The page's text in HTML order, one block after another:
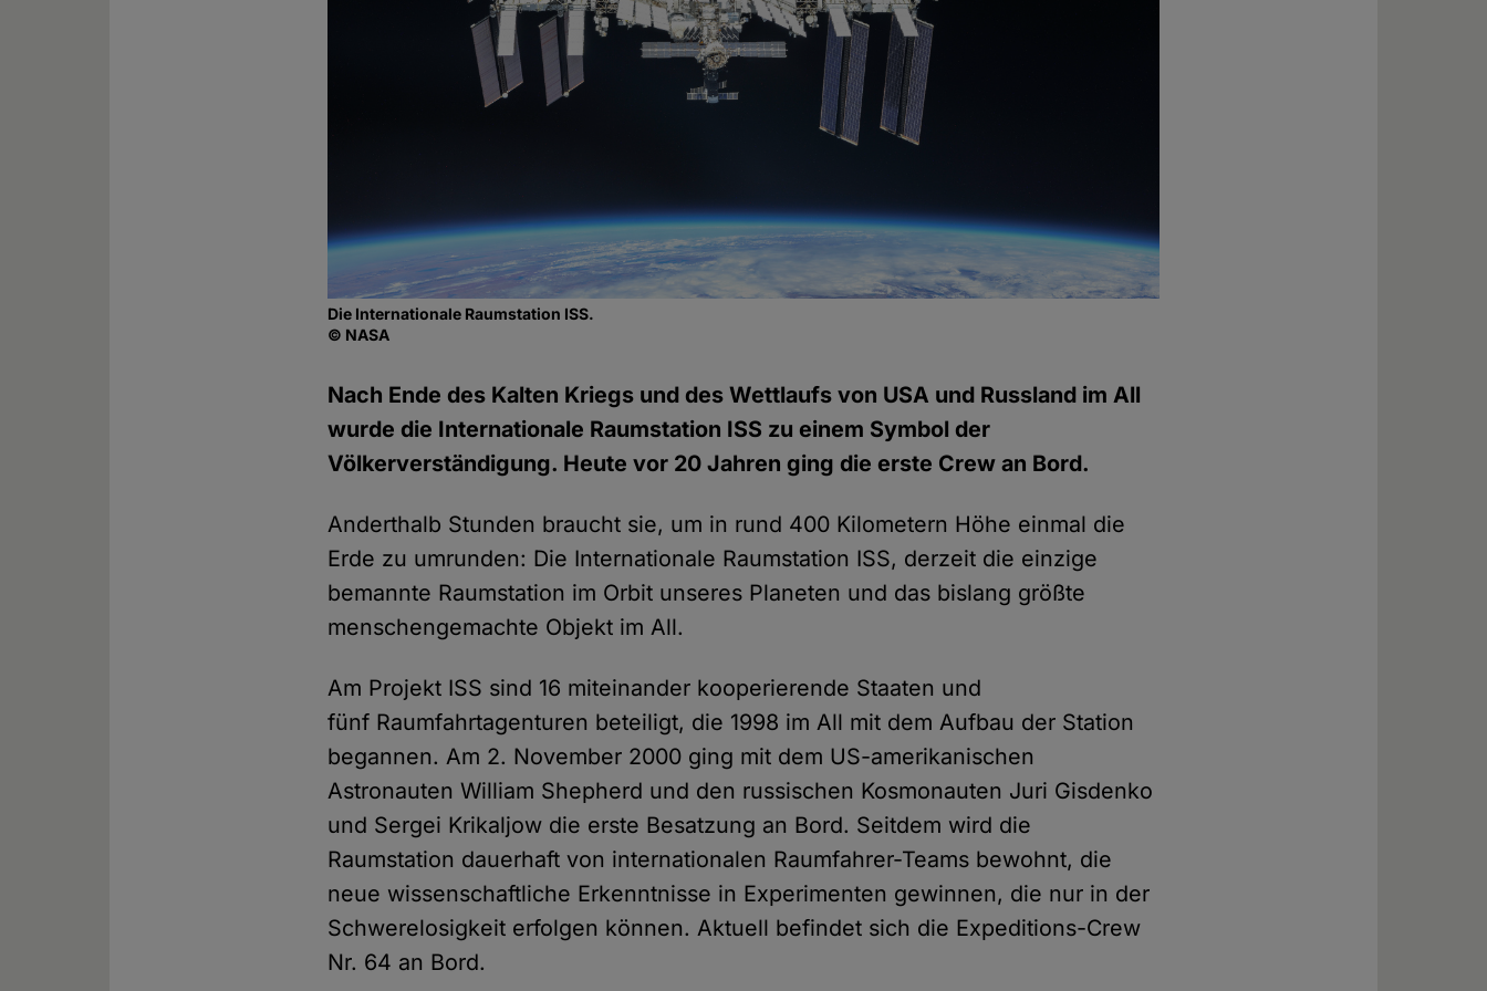
Die Internationale Raumstation ISS.
© NASA
Nach Ende des Kalten Kriegs und des Wettlaufs von USA und Russland im All
wurde die Internationale Raumstation ISS zu einem Symbol der
Völkerverständigung. Heute vor 20 Jahren ging die erste Crew an Bord.
Anderthalb Stunden braucht sie, um in rund 400 Kilometern Höhe einmal die
Erde zu umrunden: Die Internationale Raumstation ISS, derzeit die einzige
bemannte Raumstation im Orbit unseres Planeten und das bislang größte
menschengemachte Objekt im All.
Am Projekt ISS sind 16 miteinander kooperierende Staaten und
fünf Raumfahrtagenturen beteiligt, die 1998 im All mit dem Aufbau der Station
begannen. Am 2. November 2000 ging mit dem US-amerikanischen
Astronauten William Shepherd und den russischen Kosmonauten Juri Gisdenko
und Sergei Krikaljow die erste Besatzung an Bord. Seitdem wird die
Raumstation dauerhaft von internationalen Raumfahrer-Teams bewohnt, die
neue wissenschaftliche Erkenntnisse in Experimenten gewinnen, die nur in der
Schwerelosigkeit erfolgen können. Aktuell befindet sich die Expeditions-Crew
Nr. 64 an Bord.